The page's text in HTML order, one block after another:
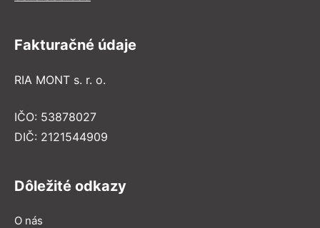
Fakturačné údaje
RIA MONT s. r. o.
IČO: 53878027
DIČ: 2121544909
Dôležité odkazy
O nás